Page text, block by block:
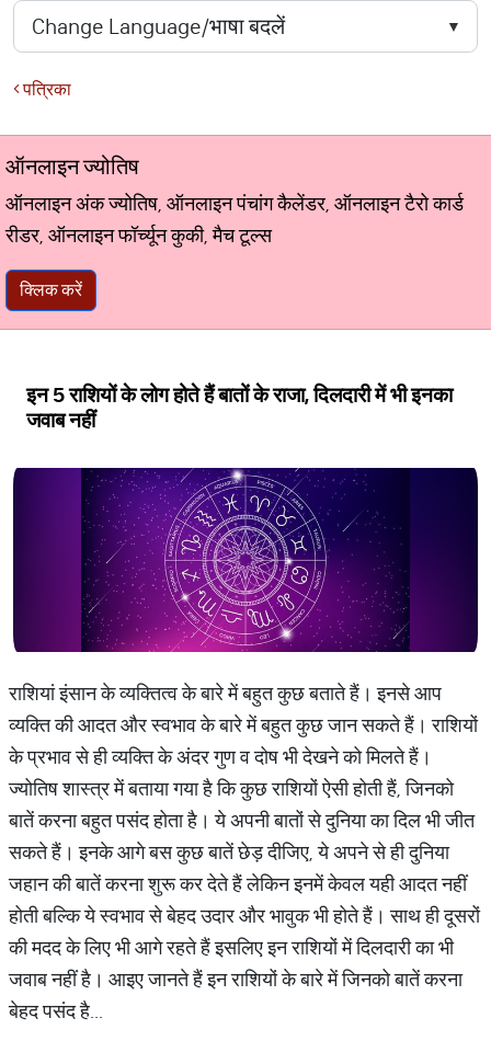
पत्रिका
ऑनलाइन ज्योतिष
ऑनलाइन अंक ज्योतिष, ऑनलाइन पंचांग कैलेंडर, ऑनलाइन टैरो कार्ड
रीडर, ऑनलाइन फॉर्च्यून कुकी, मैच टूल्स
क्लिक करें
इन 5 राशियों के लोग होते हैं बातों के राजा, दिलदारी में भी इनका
जवाब नहीं
राशियां इंसान के व्यक्तित्व के बारे में बहुत कुछ बताते हैं। इनसे आप
व्यक्ति की आदत और स्वभाव के बारे में बहुत कुछ जान सकते हैं। राशियों
के प्रभाव से ही व्यक्ति के अंदर गुण व दोष भी देखने को मिलते हैं।
ज्योतिष शास्त्र में बताया गया है कि कुछ राशियों ऐसी होती हैं, जिनको
बातें करना बहुत पसंद होता है। ये अपनी बातों से दुनिया का दिल भी जीत
सकते हैं। इनके आगे बस कुछ बातें छेड़ दीजिए, ये अपने से ही दुनिया
जहान की बातें करना शुरू कर देते हैं लेकिन इनमें केवल यही आदत नहीं
होती बल्कि ये स्वभाव से बेहद उदार और भावुक भी होते हैं। साथ ही दूसरों
की मदद के लिए भी आगे रहते हैं इसलिए इन राशियों में दिलदारी का भी
जवाब नहीं है। आइए जानते हैं इन राशियों के बारे में जिनको बातें करना
बेहद पसंद है...